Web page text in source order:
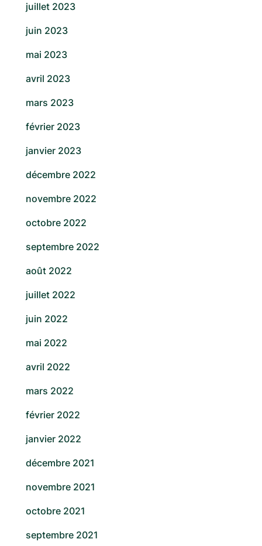
juillet 2023
juin 2023
mai 2023
avril 2023
mars 2023
février 2023
janvier 2023
décembre 2022
novembre 2022
octobre 2022
septembre 2022
août 2022
juillet 2022
juin 2022
mai 2022
avril 2022
mars 2022
février 2022
janvier 2022
décembre 2021
novembre 2021
octobre 2021
septembre 2021